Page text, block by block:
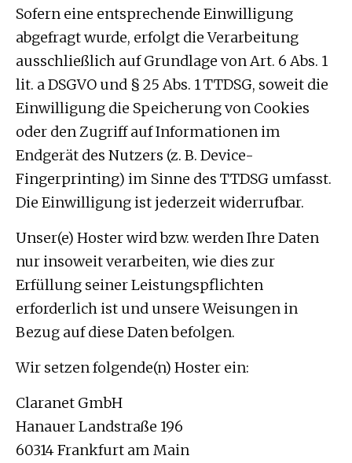
Sofern eine entsprechende Einwilligung
abgefragt wurde, erfolgt die Verarbeitung
ausschließlich auf Grundlage von Art. 6 Abs. 1
lit. a DSGVO und § 25 Abs. 1 TTDSG, soweit die
Einwilligung die Speicherung von Cookies
oder den Zugriff auf Informationen im
Endgerät des Nutzers (z. B. Device-
Fingerprinting) im Sinne des TTDSG umfasst.
Die Einwilligung ist jederzeit widerrufbar.
Unser(e) Hoster wird bzw. werden Ihre Daten
nur insoweit verarbeiten, wie dies zur
Erfüllung seiner Leistungspflichten
erforderlich ist und unsere Weisungen in
Bezug auf diese Daten befolgen.
Wir setzen folgende(n) Hoster ein:
Claranet GmbH
Hanauer Landstraße 196
60314 Frankfurt am Main